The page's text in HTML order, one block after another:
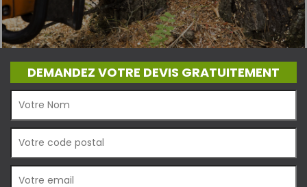
DEMANDEZ VOTRE DEVIS GRATUITEMENT